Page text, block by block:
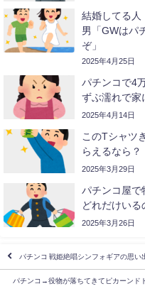
結婚してる人
男「GWはパ
ぞ」
2025年4月25日
パチンコで4
ずぶ濡れで家
2025年4月14日
このTシャツ
らえるなら？
2025年3月29日
パチンコ屋で
どれだけいる
2025年3月26日
パチンコ 戦姫絶唱シンフォギアの思い
パチンコ→役物が落ちてきてピカーンド